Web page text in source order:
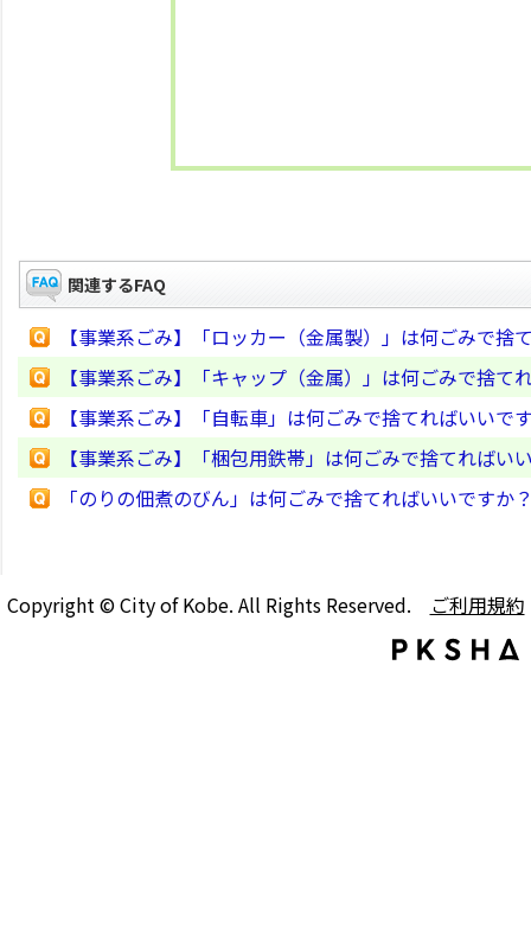
関連するFAQ
【事業系ごみ】「ロッカー（金属製）」は何ごみで捨
【事業系ごみ】「キャップ（金属）」は何ごみで捨て
【事業系ごみ】「自転車」は何ごみで捨てればいいで
【事業系ごみ】「梱包用鉄帯」は何ごみで捨てればい
「のりの佃煮のびん」は何ごみで捨てればいいですか
Copyright © City of Kobe. All Rights Reserved. ご利用規約